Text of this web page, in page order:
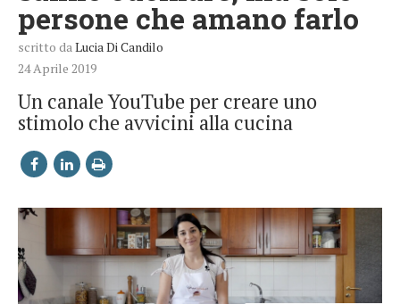
persone che amano farlo
scritto da Lucia Di Candilo
24 Aprile 2019
Un canale YouTube per creare uno
stimolo che avvicini alla cucina